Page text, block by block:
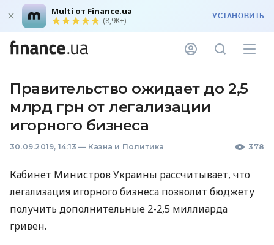
Multi от Finance.ua
(8,9K+) УСТАНОВИТЬ
Правительство ожидает до 2,5
млрд грн от легализации
игорного бизнеса
30.09.2019, 14:13 — Казна и Политика 378
Кабинет Министров Украины рассчитывает, что
легализация игорного бизнеса позволит бюджету
получить дополнительные 2-2,5 миллиарда
гривен.